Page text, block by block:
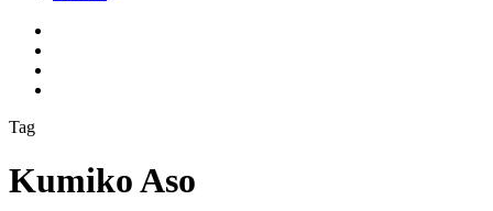
Tag
Kumiko Aso